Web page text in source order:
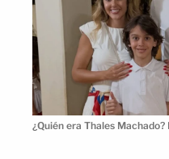
¿Quién era Thales